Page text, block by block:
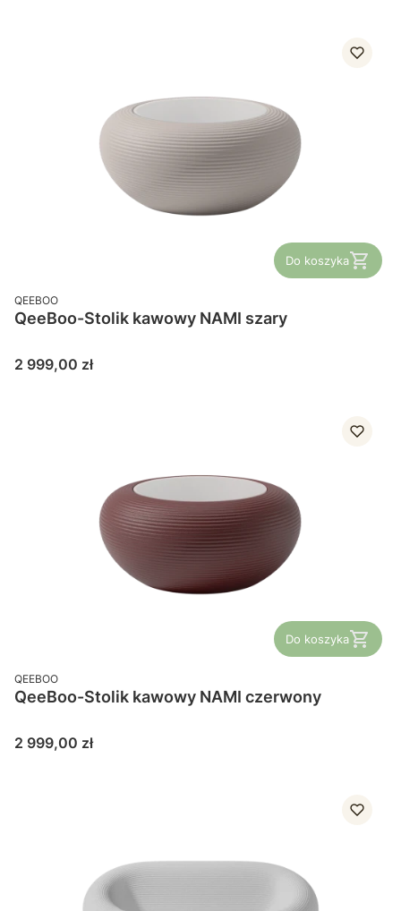
Do koszyka
PRODUCENT
QEEBOO
QeeBoo-Stolik kawowy NAMI szary
Cena
2 999,00 zł
Do koszyka
PRODUCENT
QEEBOO
QeeBoo-Stolik kawowy NAMI czerwony
Cena
2 999,00 zł